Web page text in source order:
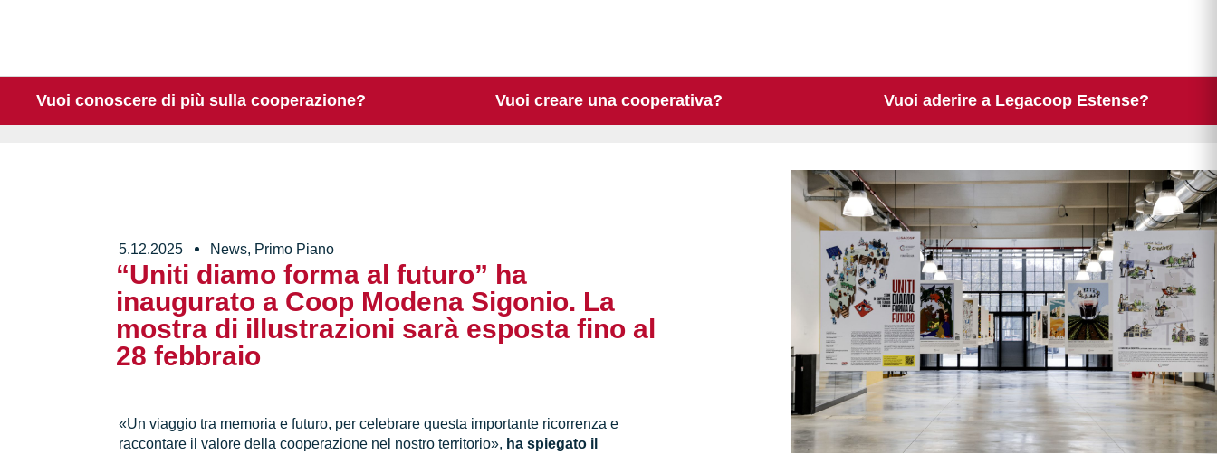
Vuoi conoscere di più sulla cooperazione? Vuoi creare una cooperativa? Vuoi aderire a Legacoop Estense?
5.12.2025 News, Primo Piano
“Uniti diamo forma al futuro” ha
inaugurato a Coop Modena Sigonio. La
mostra di illustrazioni sarà esposta fino al
28 febbraio
«Un viaggio tra memoria e futuro, per celebrare questa importante ricorrenza e
raccontare il valore della cooperazione nel nostro territorio», ha spiegato il